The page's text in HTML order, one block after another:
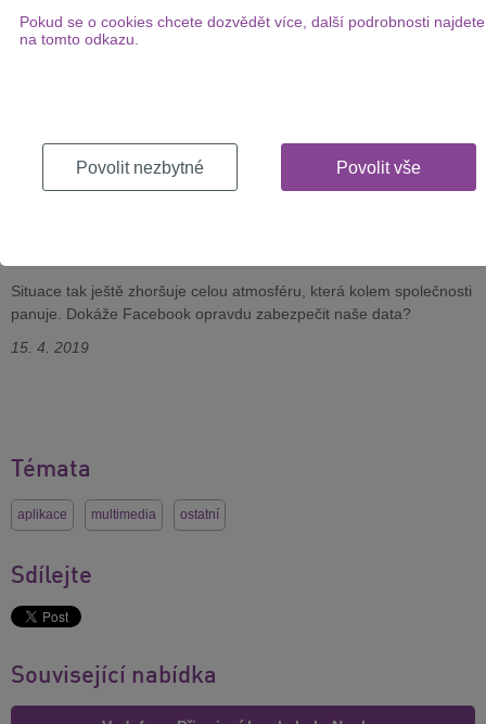
Jen v nedávné minulosti změnilnastavení soukromí při vytváření
Stále častější výpadky služeb
Stále častěji se také objevujívýpadky Facebooku, Instagramu a
Situace tak ještě zhoršuje celou atmosféru, která kolem společnosti
panuje. Dokáže Facebook opravdu zabezpečit naše data?
15. 4. 2019
Témata
aplikace multimedia ostatní
Sdílejte
Související nabídka
Pokud se o cookies chcete dozvědět více, další podrobnosti najdete
na tomto odkazu.
Povolit nezbytné Povolit vše